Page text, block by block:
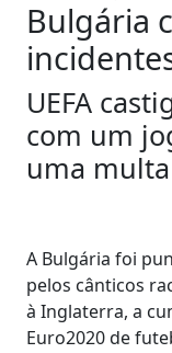
Bulgária
UEFA
com um
uma
A Bulgária foi
pelos cânticos
à Inglaterra, a
Euro2020 de